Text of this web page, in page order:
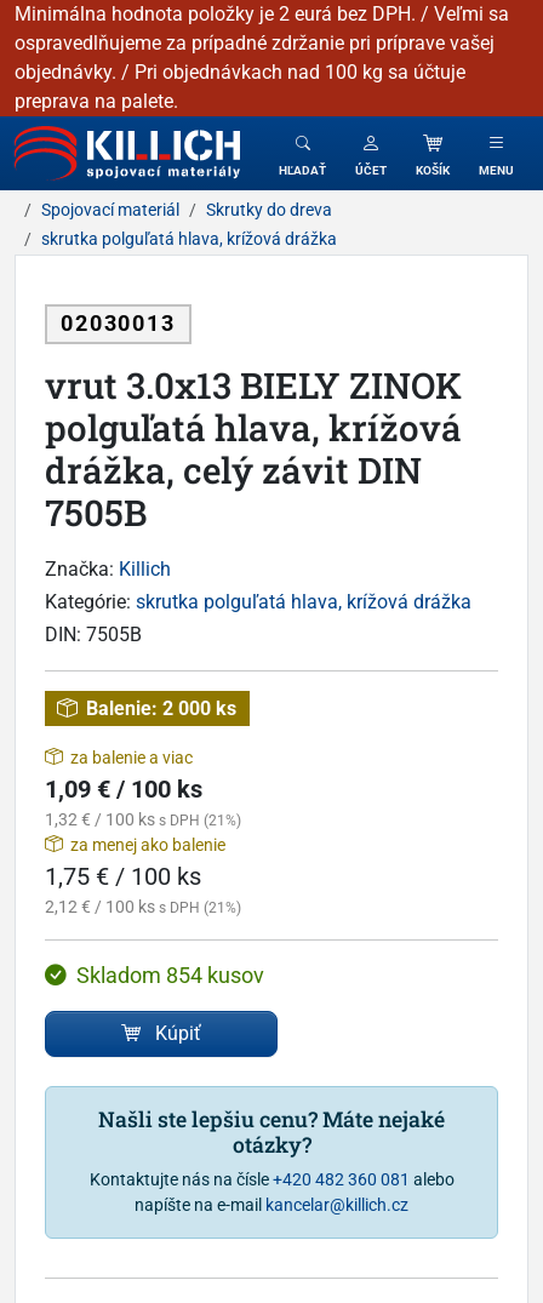
Minimálna hodnota položky je 2 eurá bez DPH. / Veľmi sa
ospravedlňujeme za prípadné zdržanie pri príprave vašej
objednávky. / Pri objednávkach nad 100 kg sa účtuje
preprava na palete.
KILLICH - Spojovacie materiály
HĽADAŤ ÚČET KOŠÍK MENU
Spojovací materiál
Skrutky do dreva
skrutka polguľatá hlava, krížová drážka
02030013
vrut 3.0x13 BIELY ZINOK
polguľatá hlava, krížová
drážka, celý závit DIN
7505B
Značka: Killich
Kategórie: skrutka polguľatá hlava, krížová drážka
DIN: 7505B
Balenie: 2 000 ks
za balenie a viac
1,09 € / 100 ks
1,32 € / 100 ks s DPH (21%)
za menej ako balenie
1,75 € / 100 ks
2,12 € / 100 ks s DPH (21%)
Skladom 854 kusov
Kúpiť
Našli ste lepšiu cenu? Máte nejaké
otázky?
Kontaktujte nás na čísle+420 482 360 081 alebo
napíšte na e-mail kancelar@killich.cz